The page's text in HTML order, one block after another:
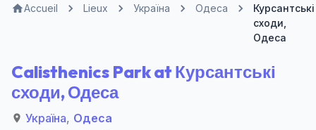
Accueil Lieux Україна Одеса
Курсантські
сходи,
Одеса
Calisthenics Park at Курсантські
сходи, Одеса
Україна, Одеса